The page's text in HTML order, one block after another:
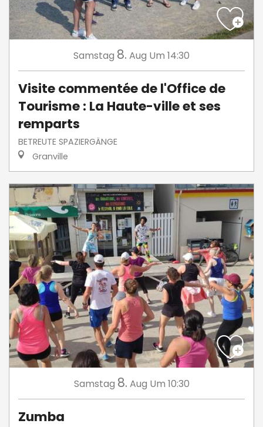
Samstag 8. Aug Um 14:30
Visite commentée de l'Office de
Tourisme : La Haute-ville et ses
remparts
BETREUTE SPAZIERGÄNGE
Granville
Samstag 8. Aug Um 10:30
Zumba